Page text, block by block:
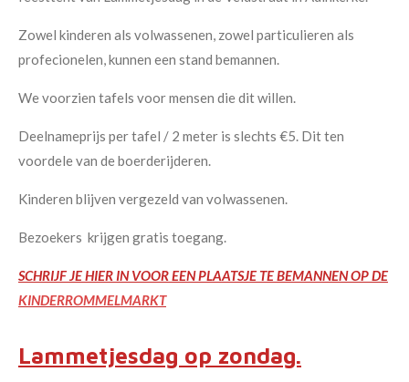
Zowel kinderen als volwassenen, zowel particulieren als
profecionelen, kunnen een stand bemannen.
We voorzien tafels voor mensen die dit willen.
Deelnameprijs per tafel / 2 meter is slechts €5. Dit ten
voordele van de boerderijderen.
Kinderen blijven vergezeld van volwassenen.
Bezoekers krijgen gratis toegang.
SCHRIJF JE HIER IN VOOR EEN PLAATSJE TE BEMANNEN OP DE
KINDERROMMELMARKT
Lammetjesdag op zondag.